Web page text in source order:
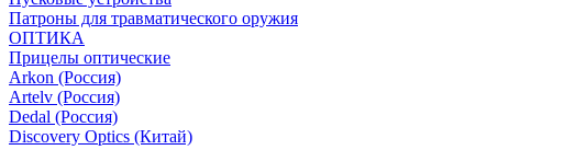
Патроны для травматического оружия
ОПТИКА
Прицелы оптические
Arkon (Россия)
Artelv (Россия)
Dedal (Россия)
Discovery Optics (Китай)